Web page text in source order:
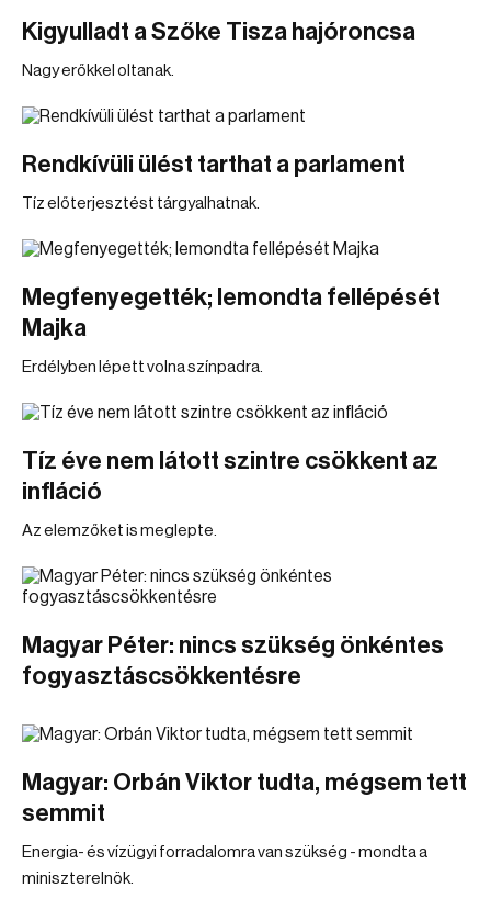
Kigyulladt a Szőke Tisza hajóroncsa
Nagy erőkkel oltanak.
Rendkívüli ülést tarthat a parlament
Tíz előterjesztést tárgyalhatnak.
Megfenyegették; lemondta fellépését
Majka
Erdélyben lépett volna színpadra.
Tíz éve nem látott szintre csökkent az
infláció
Az elemzőket is meglepte.
Magyar Péter: nincs szükség önkéntes
fogyasztáscsökkentésre
Magyar: Orbán Viktor tudta, mégsem tett
semmit
Energia- és vízügyi forradalomra van szükség - mondta a
miniszterelnök.